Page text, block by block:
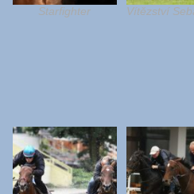
Starfighter Vítězství